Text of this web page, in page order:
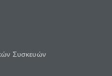
Συσκευών